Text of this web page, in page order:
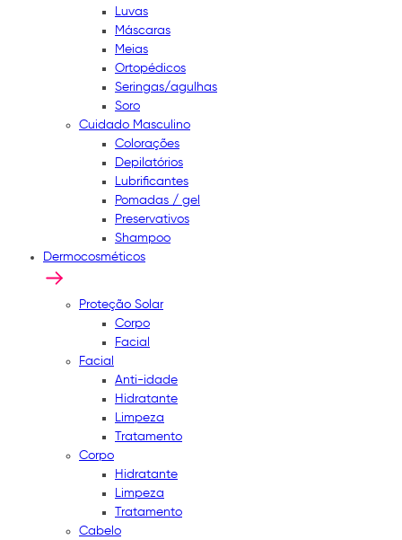
Luvas
Máscaras
Meias
Ortopédicos
Seringas/agulhas
Soro
Cuidado Masculino
Colorações
Depilatórios
Lubrificantes
Pomadas / gel
Preservativos
Shampoo
Dermocosméticos
Proteção Solar
Corpo
Facial
Facial
Anti-idade
Hidratante
Limpeza
Tratamento
Corpo
Hidratante
Limpeza
Tratamento
Cabelo